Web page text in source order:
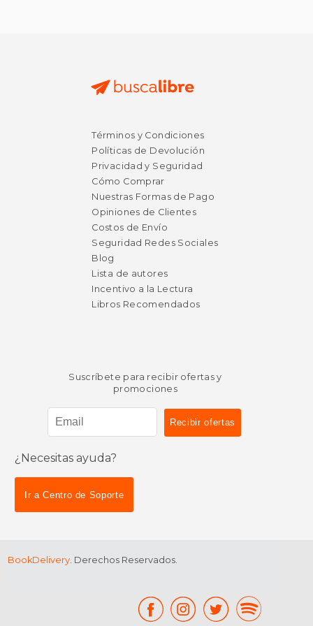
Términos y Condiciones
Políticas de Devolución
Privacidad y Seguridad
Cómo Comprar
Nuestras Formas de Pago
Opiniones de Clientes
Costos de Envío
Seguridad Redes Sociales
Blog
Lista de autores
Incentivo a la Lectura
Libros Recomendados
Suscríbete para recibir ofertas y
promociones
¿Necesitas ayuda?
Ir a Centro de Soporte
BookDelivery. Derechos Reservados.